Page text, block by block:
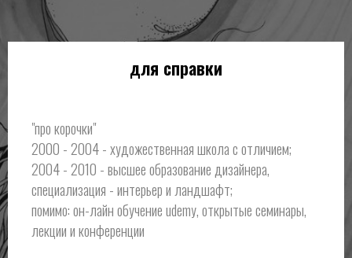
для справки
"про корочки"
2000 - 2004 - художественная школа с отличием;
2004 - 2010 - высшее образование дизайнера,
специализация - интерьер и ландшафт;
помимо: он-лайн обучение udemy, открытые семинары,
лекции и конференции